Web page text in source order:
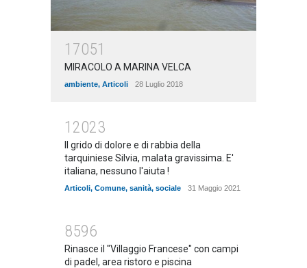
17051
MIRACOLO A MARINA VELCA
ambiente, Articoli 28 Luglio 2018
12023
Il grido di dolore e di rabbia della
tarquiniese Silvia, malata gravissima. E'
italiana, nessuno l'aiuta !
Articoli, Comune, sanità, sociale 31 Maggio 2021
8596
Rinasce il "Villaggio Francese" con campi
di padel, area ristoro e piscina